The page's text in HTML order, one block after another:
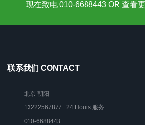
现在致电 010-6688443 OR 查看
联系我们 CONTACT
北京 朝阳
13222567877 24 Hours 服务
010-6688443